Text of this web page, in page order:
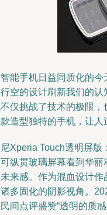
能手机日益同质化的
空的设计刷新我们的
仅挑战了技术的极限
造型独特的手机，让人
Xperia Touch透明屏版
纵贯玻璃屏幕看到华
来感。作为混血设计
多固化的阴影视角。
间点评盛赞“透明的质